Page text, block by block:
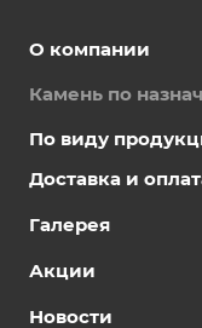
О компании
Камень по
По виду
Доставка и
Галерея
Акции
Новости